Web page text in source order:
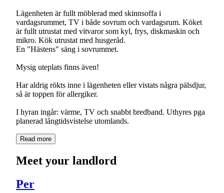
Lägenheten är fullt möblerad med skinnsoffa i
vardagsrummet, TV i både sovrum och vardagsrum. Köket
är fullt utrustat med vitvaror som kyl, frys, diskmaskin och
mikro. Kök utrustat med husgeråd.
En "Hästens" säng i sovrummet.
Mysig uteplats finns även!
Har aldrig rökts inne i lägenheten eller vistats några pälsdjur,
så är toppen för allergiker.
I hyran ingår: värme, TV och snabbt bredband. Uthyres pga
Read more
Meet your landlord
Per